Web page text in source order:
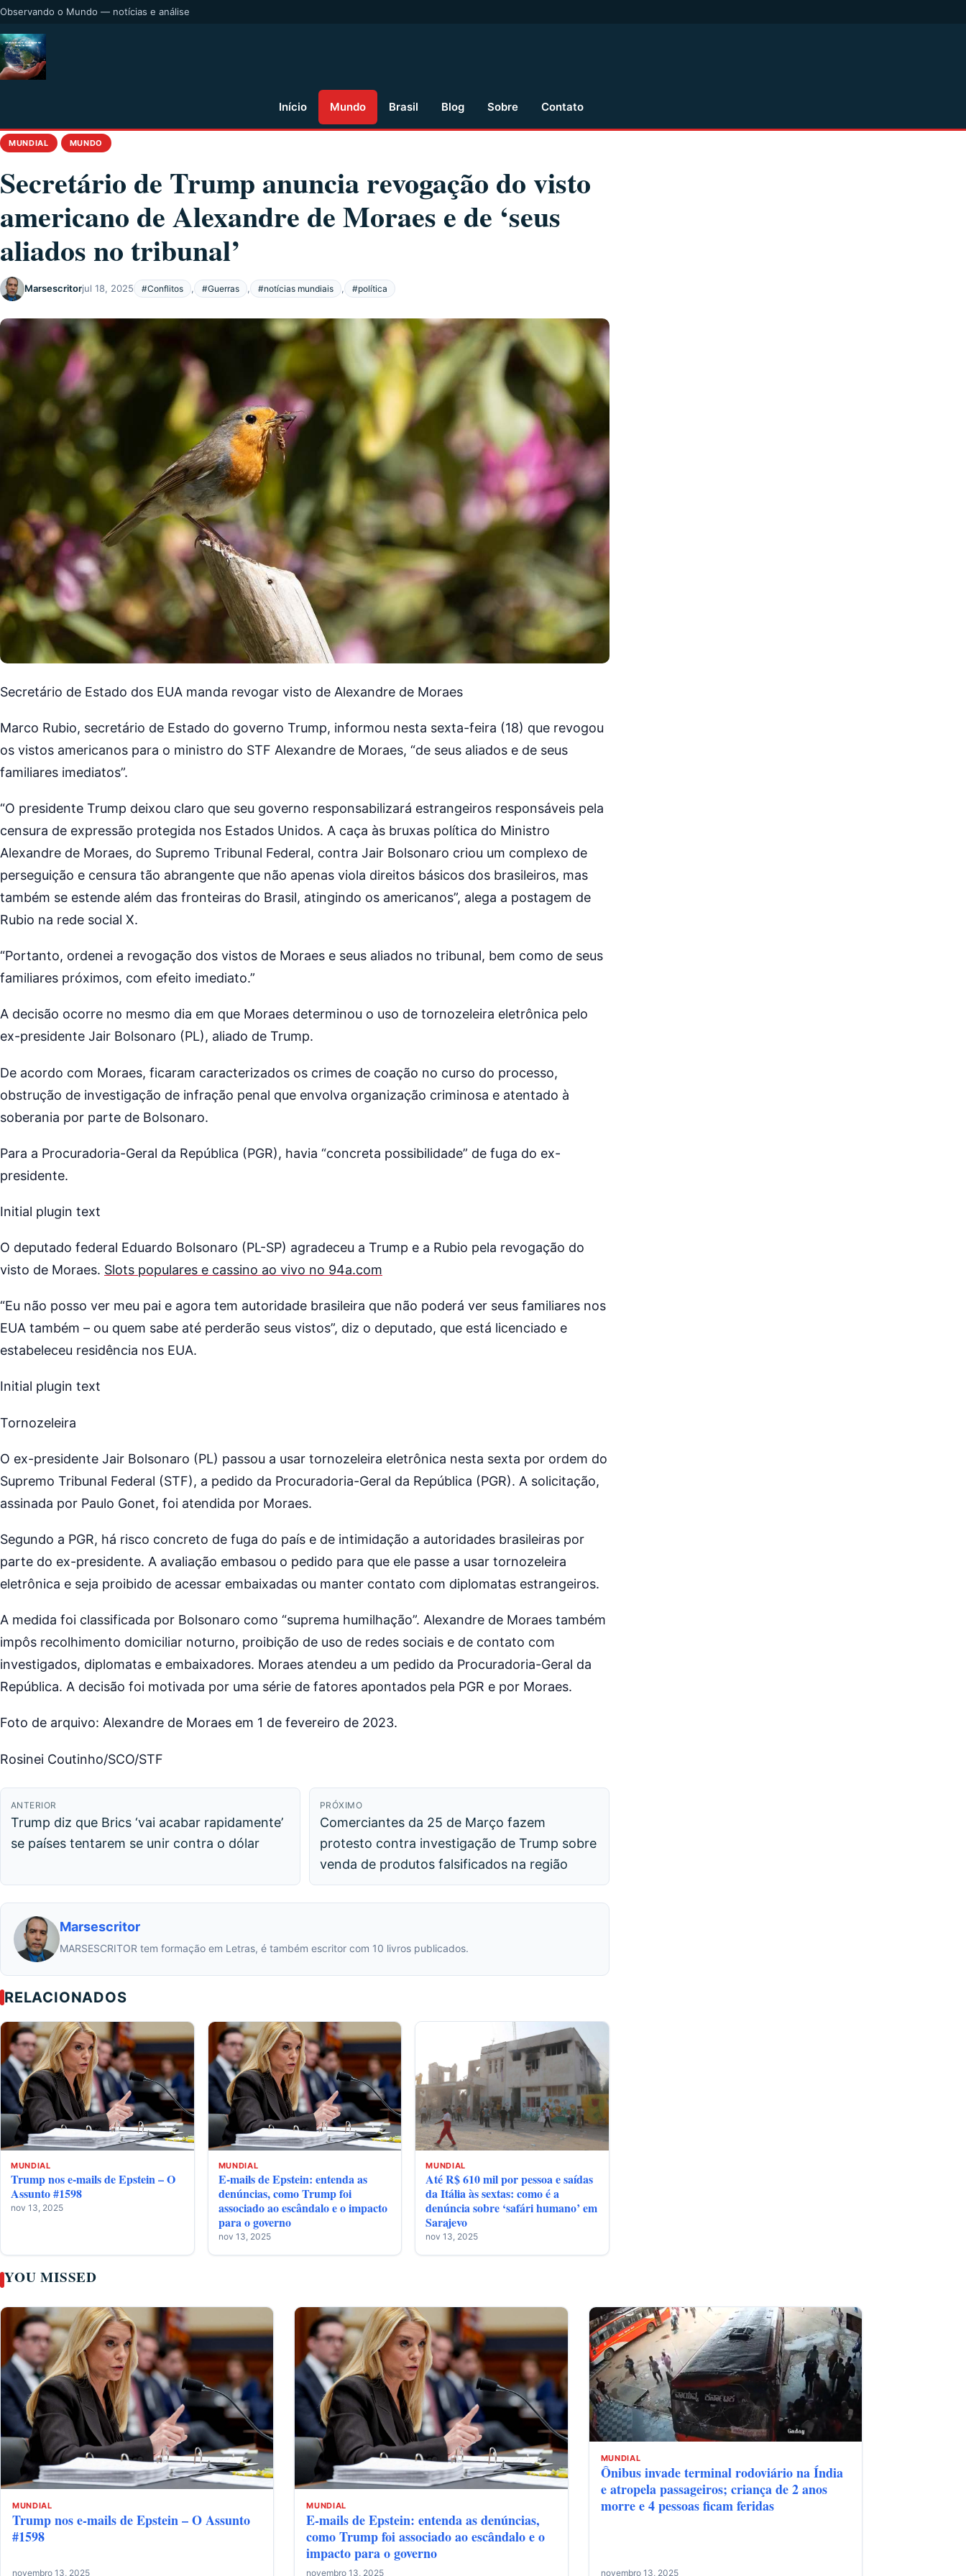
Observando o Mundo — notícias e análise
Início Mundo Brasil Blog Sobre Contato
MUNDIAL MUNDO
Secretário de Trump anuncia revogação do visto
americano de Alexandre de Moraes e de ‘seus
aliados no tribunal’
Marsescritorjul 18, 2025 #Conflitos , #Guerras , #notícias mundiais , #política
Secretário de Estado dos EUA manda revogar visto de Alexandre de Moraes
Marco Rubio, secretário de Estado do governo Trump, informou nesta sexta-feira (18) que revogou
os vistos americanos para o ministro do STF Alexandre de Moraes, “de seus aliados e de seus
familiares imediatos”.
“O presidente Trump deixou claro que seu governo responsabilizará estrangeiros responsáveis pela
censura de expressão protegida nos Estados Unidos. A caça às bruxas política do Ministro
Alexandre de Moraes, do Supremo Tribunal Federal, contra Jair Bolsonaro criou um complexo de
perseguição e censura tão abrangente que não apenas viola direitos básicos dos brasileiros, mas
também se estende além das fronteiras do Brasil, atingindo os americanos”, alega a postagem de
Rubio na rede social X.
“Portanto, ordenei a revogação dos vistos de Moraes e seus aliados no tribunal, bem como de seus
familiares próximos, com efeito imediato.”
A decisão ocorre no mesmo dia em que Moraes determinou o uso de tornozeleira eletrônica pelo
ex-presidente Jair Bolsonaro (PL), aliado de Trump.
De acordo com Moraes, ficaram caracterizados os crimes de coação no curso do processo,
obstrução de investigação de infração penal que envolva organização criminosa e atentado à
soberania por parte de Bolsonaro.
Para a Procuradoria-Geral da República (PGR), havia “concreta possibilidade” de fuga do ex-
presidente.
Initial plugin text
O deputado federal Eduardo Bolsonaro (PL-SP) agradeceu a Trump e a Rubio pela revogação do
visto de Moraes. Slots populares e cassino ao vivo no 94a.com
“Eu não posso ver meu pai e agora tem autoridade brasileira que não poderá ver seus familiares nos
EUA também – ou quem sabe até perderão seus vistos”, diz o deputado, que está licenciado e
estabeleceu residência nos EUA.
Initial plugin text
Tornozeleira
O ex-presidente Jair Bolsonaro (PL) passou a usar tornozeleira eletrônica nesta sexta por ordem do
Supremo Tribunal Federal (STF), a pedido da Procuradoria-Geral da República (PGR). A solicitação,
assinada por Paulo Gonet, foi atendida por Moraes.
Segundo a PGR, há risco concreto de fuga do país e de intimidação a autoridades brasileiras por
parte do ex-presidente. A avaliação embasou o pedido para que ele passe a usar tornozeleira
eletrônica e seja proibido de acessar embaixadas ou manter contato com diplomatas estrangeiros.
A medida foi classificada por Bolsonaro como “suprema humilhação”. Alexandre de Moraes também
impôs recolhimento domiciliar noturno, proibição de uso de redes sociais e de contato com
investigados, diplomatas e embaixadores. Moraes atendeu a um pedido da Procuradoria-Geral da
República. A decisão foi motivada por uma série de fatores apontados pela PGR e por Moraes.
Foto de arquivo: Alexandre de Moraes em 1 de fevereiro de 2023.
Rosinei Coutinho/SCO/STF
ANTERIOR
Trump diz que Brics ‘vai acabar rapidamente’
se países tentarem se unir contra o dólar
PRÓXIMO
Comerciantes da 25 de Março fazem
protesto contra investigação de Trump sobre
venda de produtos falsificados na região
Marsescritor
MARSESCRITOR tem formação em Letras, é também escritor com 10 livros publicados.
RELACIONADOS
MUNDIAL
Trump nos e-mails de Epstein – O
Assunto #1598
nov 13, 2025
MUNDIAL
E-mails de Epstein: entenda as
denúncias, como Trump foi
associado ao escândalo e o impacto
para o governo
nov 13, 2025
MUNDIAL
Até R$ 610 mil por pessoa e saídas
da Itália às sextas: como é a
denúncia sobre ‘safári humano’ em
Sarajevo
nov 13, 2025
YOU MISSED
MUNDIAL
Trump nos e-mails de Epstein – O Assunto
#1598
novembro 13, 2025
MUNDIAL
E-mails de Epstein: entenda as denúncias,
como Trump foi associado ao escândalo e o
impacto para o governo
novembro 13, 2025
MUNDIAL
Ônibus invade terminal rodoviário na Índia
e atropela passageiros; criança de 2 anos
morre e 4 pessoas ficam feridas
novembro 13, 2025